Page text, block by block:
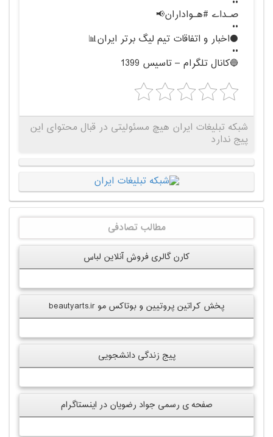
صـداے #هـواداران📢
••
⚫اخبار و اتفاقات تیم لیگ برتر ایران📊
••
🔵کانال تلگرام – تاسیس 1399
شبکه تبلیغات ایران هیچ مسئولیتی در قبال محتوای این
پیج ندارد
مطالب تصادفی
کارن گالری فروش آنلاین لباس
پخش کراتین پروتیین و بوتاکس مو beautyarts.ir
پیج زندگی دانشجویی
صفحه ی رسمی جواد رضویان در اینستاگرام